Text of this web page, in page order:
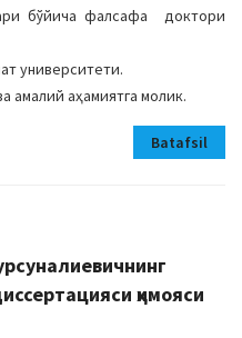
бўйича фалсафа доктори
университети.
амалий аҳамиятга молик.
Batafsil
ҳимояси